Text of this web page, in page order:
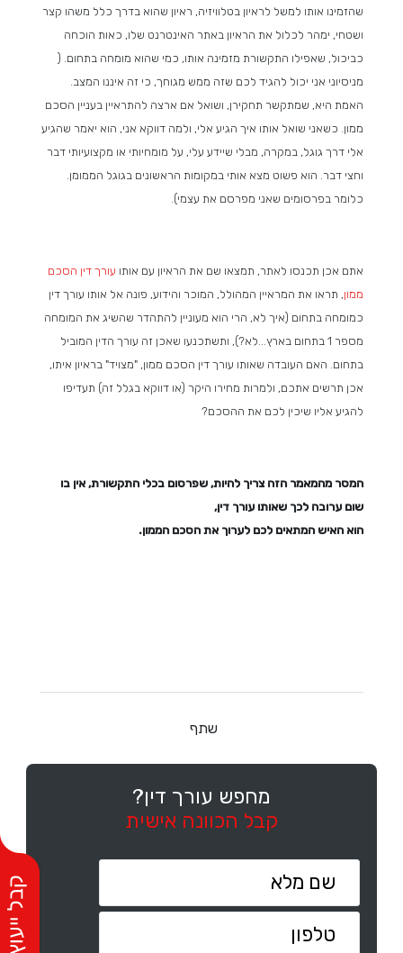
שהזמינו אותו למשל לראיון בטלוויזיה, ראיון שהוא בדרך כלל משהו קצר
ושטחי, ימהר לכלול את הראיון באתר האינטרנט שלו, כאות הוכחה
כביכול, שאפילו התקשורת מזמינה אותו, כמי שהוא מומחה בתחום. (
מניסיוני אני יכול להגיד לכם שזה ממש מגוחך, כי זה איננו המצב.
האמת היא, שמתקשר תחקירן, ושואל אם ארצה להתראיין בעניין הסכם
ממון. כשאני שואל אותו איך הגיע אלי, ולמה דווקא אני, הוא יאמר שהגיע
אלי דרך גוגל, במקרה, מבלי שיידע עלי, על מומחיותי או מקצועיותי דבר
וחצי דבר. הוא פשוט מצא אותי במקומות הראשונים בגוגל הממומן.
כלומר בפרסומים שאני מפרסם את עצמי).
אתם אכן תכנסו לאתר, תמצאו שם את הראיון עם אותו עורך דין הסכם
ממון, תראו את המראיין המהולל, המוכר והידוע, פונה אל אותו עורך דין
כמומחה בתחום (איך לא, הרי הוא מעוניין להתהדר שהשיג את המומחה
מספר 1 בתחום בארץ...לא?), ותשתכנעו שאכן זה עורך הדין המוביל
בתחום. האם העובדה שאותו עורך דין הסכם ממון, "מצויד" בראיון איתו,
אכן תרשים אתכם, ולמרות מחירו היקר (או דווקא בגלל זה) תעדיפו
להגיע אליו שיכין לכם את ההסכם?
המסר מהמאמר הזה צריך להיות, שפרסום בכלי התקשורת, אין בו
שום ערובה לכך שאותו עורך דין,
הוא האיש המתאים לכם לערוך את הסכם הממון.
שתף
מחפש עורך דין?
קבל הכוונה אישית